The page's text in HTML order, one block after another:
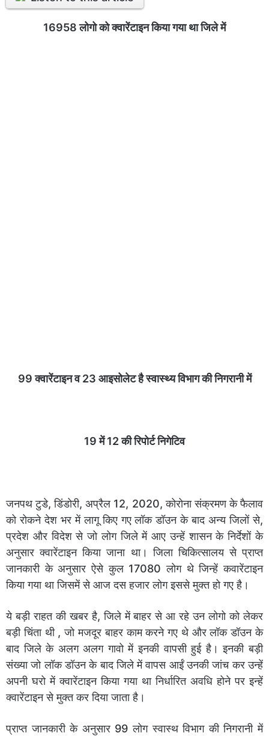
16958 लोगो को क्वारेंटाइन किया गया था जिले में
99 क्वारेंटाइन व 23 आइसोलेट है स्वास्थ्य विभाग की निगरानी में
19 में 12 की रिपोर्ट निगेटिव
जनपथ टुडे, डिंडोरी, अप्रैल 12, 2020, कोरोना संक्रमण के फैलाव
को रोकने देश भर में लागू किए गए लॉक डॉउन के बाद अन्य जिलों से,
प्रदेश और विदेश से जो लोग जिले में आए उन्हें शासन के निर्देशों के
अनुसार क्वारेंटाइन किया जाना था। जिला चिकित्सालय से प्राप्त
जानकारी के अनुसार ऐसे कुल 17080 लोग थे जिन्हें कवारेंटाइन
किया गया था जिसमें से आज दस हजार लोग इससे मुक्त हो गए है।
ये बड़ी राहत की खबर है, जिले में बाहर से आ रहे उन लोगो को लेकर
बड़ी चिंता थी , जो मजदूर बाहर काम करने गए थे और लॉक डॉउन के
बाद जिले के अलग अलग गावो में इनकी वापसी हुई है। इनकी बड़ी
संख्या जो लॉक डॉउन के बाद जिले में वापस आईं उनकी जांच कर उन्हें
अपनी घरो में क्वारेंटाइन किया गया था निर्धारित अवधि होने पर इन्हें
क्वारेंटाइन से मुक्त कर दिया जाता है।
प्राप्त जानकारी के अनुसार 99 लोग स्वास्थ विभाग की निगरानी में